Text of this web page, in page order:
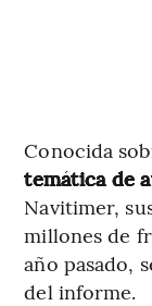
Conocida
temática de
Navitimer,
millones de
año pasado,
del informe.